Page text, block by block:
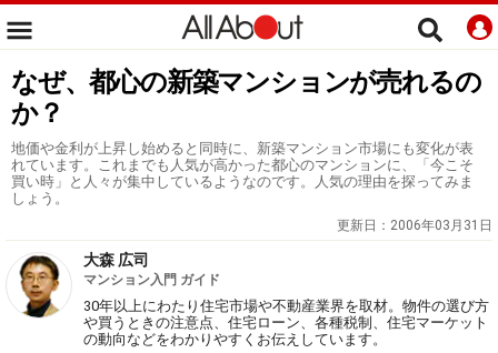
なぜ、都心の新築マンションが売れるの
か？
地価や金利が上昇し始めると同時に、新築マンション市場にも変化が表
れています。これまでも人気が高かった都心のマンションに、「今こそ
買い時」と人々が集中しているようなのです。人気の理由を探ってみま
しょう。
更新日： 2006年03月31日
大森 広司
マンション入門 ガイド
30年以上にわたり住宅市場や不動産業界を取材。物件の選び方
や買うときの注意点、住宅ローン、各種税制、住宅マーケット
の動向などをわかりやすくお伝えしています。